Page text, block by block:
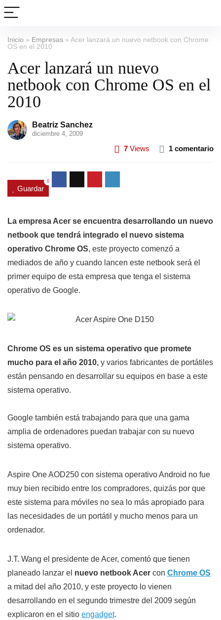
Inicio » Empresas » Acer lanzará un nuevo netbook con Chrome
OS en el 2010
Acer lanzará un nuevo
netbook con Chrome OS en el
2010
Beatriz Sanchez
diciembre 4, 2009
7 Views 1 comentario
Guardar
0
La empresa Acer se encuentra desarrollando un nuevo
netbook que tendrá integrado el nuevo sistema
operativo Chrome OS, este proyecto comenzó a
mediados de año y cuando lancen este netbook será el
primer equipo de esta empresa que tenga el sistema
operativo de Google.
Chrome OS es un sistema operativo que promete
mucho para el año 2010, y varios fabricantes de portátiles
están pensando en desarrollar su equipos en base a este
sistema operativo.
Google también está trabajando para que una gama
amplia de ordenadores puedan trabajar con su nuevo
sistema operativo.
Aspire One AOD250 con sistema operativo Android no fue
muy bien recibido entre los compradores, quizás por que
este sistema para móviles no sea lo más apropiado para
las necesidades de un portátil y mucho menos para un
ordenador.
J.T. Wang el presidente de Acer, comentó que tienen
planeado lanzar el nuevo netbook Acer con Chrome OS
a mitad del año 2010, y este proyecto lo vienen
desarrollando en el segundo trimestre del 2009 según
explicaron en el sitio engadget.